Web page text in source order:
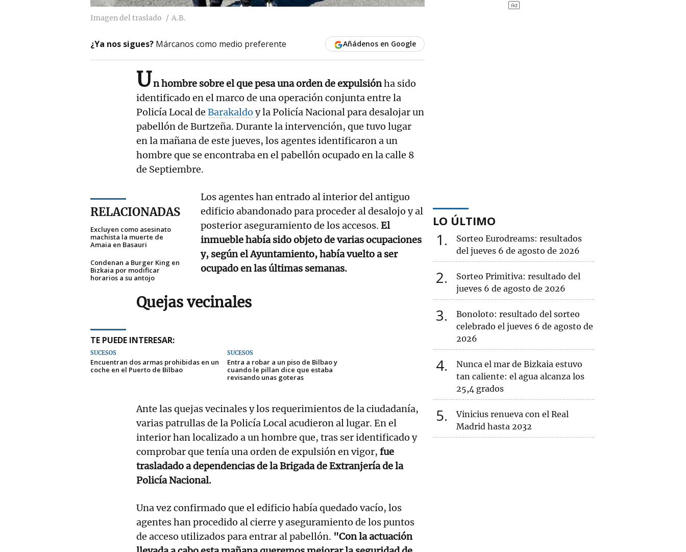
Imagen del traslado A.B.
¿Ya nos sigues? Márcanos como medio preferente Añádenos en Google
Un hombre sobre el que pesa una orden de expulsiónha sido
identificado en el marco de una operación conjunta entre la
Policía Local de Barakaldo y la Policía Nacional para desalojar un
pabellón de Burtzeña. Durante la intervención, que tuvo lugar
en la mañana de este jueves, los agentes identificaron a un
hombre que se encontraba en el pabellón ocupado en la calle 8
de Septiembre.
RELACIONADAS
Excluyen como asesinato
machista la muerte de
Amaia en Basauri
Condenan a Burger King en
Bizkaia por modificar
horarios a su antojo
Los agentes han entrado al interior del antiguo
edificio abandonado para proceder al desalojo y al
posterior aseguramiento de los accesos.El
inmueble había sido objeto de varias ocupaciones
y, según el Ayuntamiento, había vuelto a ser
ocupado en las últimas semanas.
Quejas vecinales
TE PUEDE INTERESAR:
SUCESOS
Encuentran dos armas prohibidas en un
coche en el Puerto de Bilbao
SUCESOS
Entra a robar a un piso de Bilbao y
cuando le pillan dice que estaba
revisando unas goteras
Ante las quejas vecinales y los requerimientos de la ciudadanía,
varias patrullas de la Policía Local acudieron al lugar. En el
interior han localizado a un hombre que, tras ser identificado y
comprobar que tenía una orden de expulsión en vigor, fue
trasladado a dependencias de la Brigada de Extranjería de la
Policía Nacional.
Una vez confirmado que el edificio había quedado vacío, los
agentes han procedido al cierre y aseguramiento de los puntos
de acceso utilizados para entrar al pabellón. "Con la actuación
LO ÚLTIMO
1
Sorteo Eurodreams: resultados
del jueves 6 de agosto de 2026
2
Sorteo Primitiva: resultado del
jueves 6 de agosto de 2026
3
Bonoloto: resultado del sorteo
celebrado el jueves 6 de agosto de
2026
4
Nunca el mar de Bizkaia estuvo
tan caliente: el agua alcanza los
25,4 grados
5
Vinicius renueva con el Real
Madrid hasta 2032